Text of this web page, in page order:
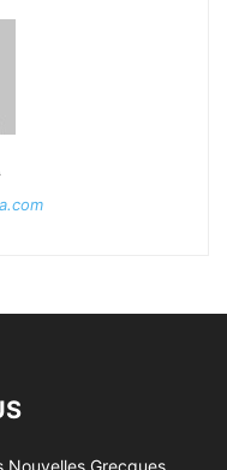
Nouvelles Grecques